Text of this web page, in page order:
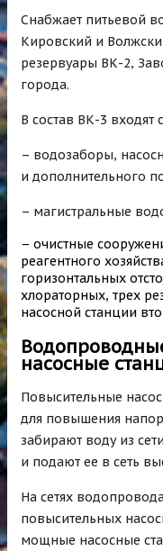
Снабжает питьевой
Кировский и
резервуары ВК-2,
города.
В состав ВК-3
– водозаборы,
и дополнительного
– магистральные
– очистные
реагентного
горизонтальных
хлораторных, трех
насосной станции
насосные
Повысительные
для повышения
забирают воду из
и подают ее в сеть
На сетях
повысительных
мощные насосные